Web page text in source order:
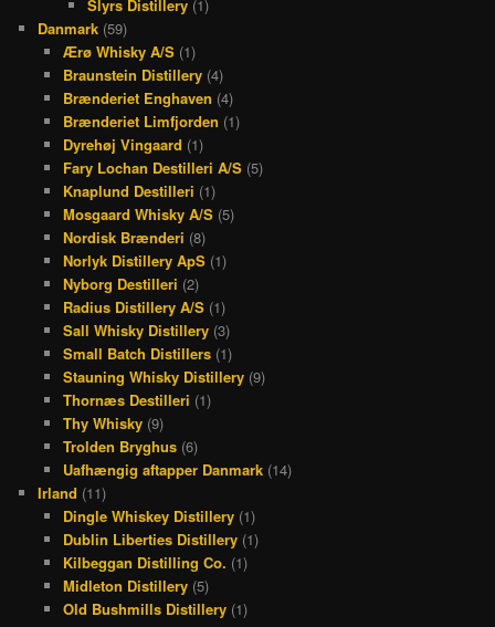
Slyrs Distillery (1)
Danmark (59)
Ærø Whisky A/S(1)
Braunstein Distillery(4)
Brænderiet Enghaven (4)
Brænderiet Limfjorden (1)
Dyrehøj Vingaard (1)
Fary Lochan Destilleri A/S(5)
Knaplund Destilleri (1)
Mosgaard Whisky A/S(5)
Nordisk Brænderi (8)
Norlyk Distillery ApS(1)
Nyborg Destilleri (2)
Radius Distillery A/S(1)
Sall Whisky Distillery(3)
Small Batch Distillers(1)
Stauning Whisky Distillery(9)
Thornæs Destilleri (1)
Thy Whisky(9)
Trolden Bryghus(6)
Uafhængig aftapper Danmark(14)
Irland (11)
Dingle Whiskey Distillery(1)
Dublin Liberties Distillery(1)
Kilbeggan Distilling Co. (1)
Midleton Distillery(5)
Old Bushmills Distillery(1)